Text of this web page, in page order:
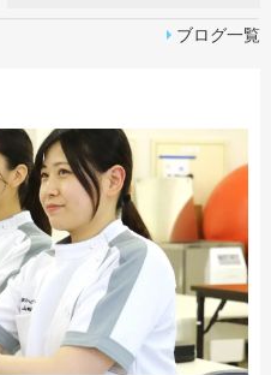
ブログ一覧